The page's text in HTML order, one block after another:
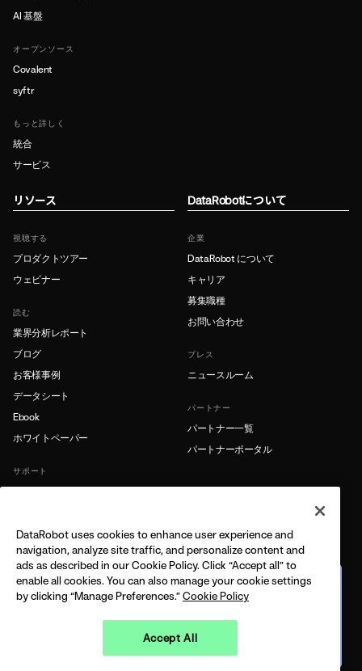
AI 基盤
オープンソース
Covalent
syftr
もっと詳しく
統合
サービス
リソース
視聴する
プロダクトツアー
ウェビナー
読む
業界分析レポート
ブログ
お客様事例
データシート
Ebook
ホワイトペーパー
サポート
もっと詳しく
リソースライブラリ
DataRobotについて
企業
DataRobot について
キャリア
募集職種
お問い合わせ
プレス
ニュースルーム
パートナー
パートナー一覧
パートナーポータル
企業向けエージェント型AIプ
レイブック
実務への実装例
今すぐダウンロード
DataRobot uses cookies to enhance user experience and
navigation, analyze site traffic, and personalize content and
ads as described in our Cookie Policy. Click “Accept all” to
enable all cookies. You can also manage your cookie settings
by clicking “Manage Preferences.”Cookie Policy
Accept All